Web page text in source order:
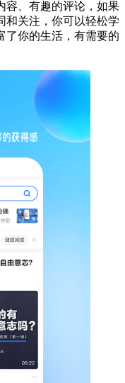
容、有趣的评论，如果
和关注，你可以轻松学
了你的生活，有需要的